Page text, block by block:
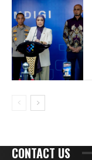
CONTACT US